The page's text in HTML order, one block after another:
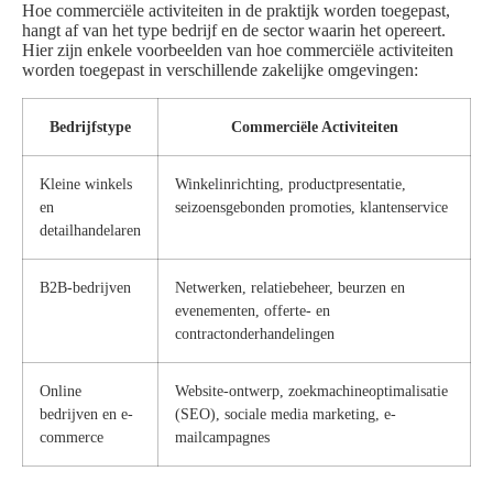
Hoe commerciële activiteiten in de praktijk worden toegepast,
hangt af van het type bedrijf en de sector waarin het opereert.
Hier zijn enkele voorbeelden van hoe commerciële activiteiten
worden toegepast in verschillende zakelijke omgevingen:
Bedrijfstype Commerciële Activiteiten
Kleine winkels
en
detailhandelaren
Winkelinrichting, productpresentatie,
seizoensgebonden promoties, klantenservice
B2B-bedrijven
Netwerken, relatiebeheer, beurzen en
evenementen, offerte- en
contractonderhandelingen
Online
bedrijven en e-
commerce
Website-ontwerp, zoekmachineoptimalisatie
(SEO), sociale media marketing, e-
mailcampagnes